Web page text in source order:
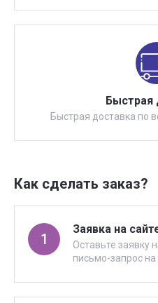
Быстрая
Быстрая доставка по
Как сделать заказ?
1
Заявка на
Оставьте заявку
письмо-запрос